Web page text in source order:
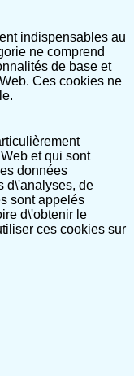
indispensables au
ne comprend
de base et
Ces cookies ne
et qui sont
données
d\'analyses, de
sont appelés
d\'obtenir le
ces cookies sur